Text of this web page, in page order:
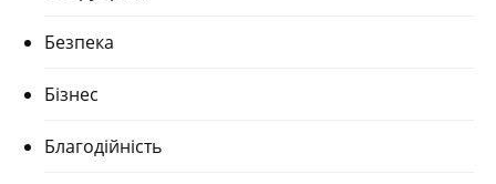
Безпека
Бізнес
Благодійність